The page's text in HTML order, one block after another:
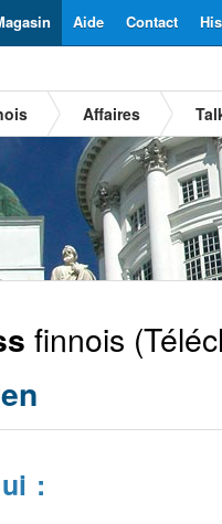
Contact
Aide
Affaires
finnois
: